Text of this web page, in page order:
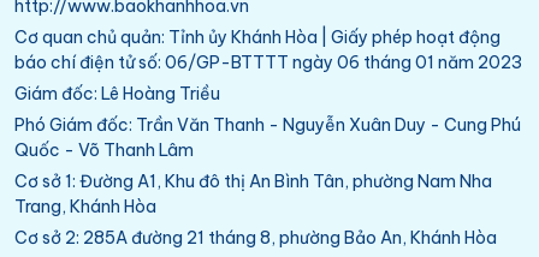
http://www.baokhanhhoa.vn
Cơ quan chủ quản: Tỉnh ủy Khánh Hòa | Giấy phép hoạt động
báo chí điện tử số: 06/GP-BTTTT ngày 06 tháng 01 năm 2023
Giám đốc: Lê Hoàng Triều
Phó Giám đốc: Trần Văn Thanh - Nguyễn Xuân Duy - Cung Phú
Quốc - Võ Thanh Lâm
Cơ sở 1: Đường A1, Khu đô thị An Bình Tân, phường Nam Nha
Trang, Khánh Hòa
Cơ sở 2: 285A đường 21 tháng 8, phường Bảo An, Khánh Hòa